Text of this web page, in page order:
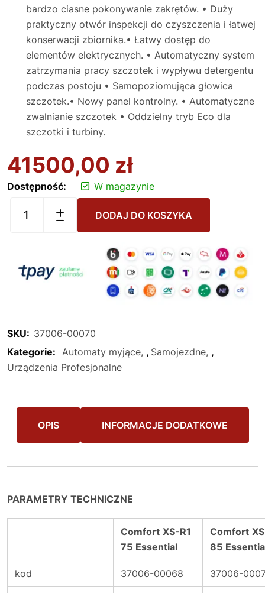
bardzo ciasne pokonywanie zakrętów. • Duży
praktyczny otwór inspekcji do czyszczenia i łatwej
konserwacji zbiornika.• Łatwy dostęp do
elementów elektrycznych. • Automatyczny system
zatrzymania pracy szczotek i wypływu detergentu
podczas postoju • Samopoziomująca głowica
szczotek.• Nowy panel kontrolny. • Automatyczne
zwalnianie szczotek • Oddzielny tryb Eco dla
szczotki i turbiny.
41500,00 zł
Dostępność: W magazynie
DODAJ DO KOSZYKA
SKU: 37006-00070
Kategorie: Automaty myjące , Samojezdne ,
Urządzenia Profesjonalne
OPIS INFORMACJE DODATKOWE
PARAMETRY TECHNICZNE
Comfort XS-R1
75 Essential
Comfort
85
kod 37006-00068 37006-